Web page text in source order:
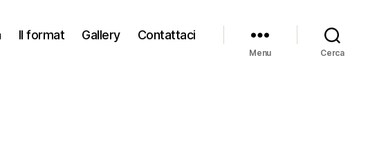
Il format Gallery Contattaci
Menu Cerca